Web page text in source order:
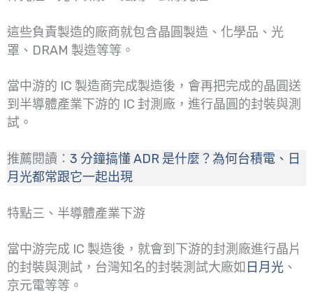
這些負責製造的廠商就包含晶圓製造、化學品、光
罩、DRAM 製造等等。
當中游的 IC 製造商完成製造後，會再把完成的晶圓送
到半導體產業下游的 IC 封測廠，進行晶圓的封裝與測
試。
推薦閱讀： 3 分鐘搞懂 ADR 是什麼？為何台積電、日
月光都常跟它一起出現
特點三、半導體產業下游
當中游完成 IC 製造後，就會到下游的封測廠進行晶片
的封裝與測試，台灣知名的封裝測試大廠如 日月光 、
京元電等等。